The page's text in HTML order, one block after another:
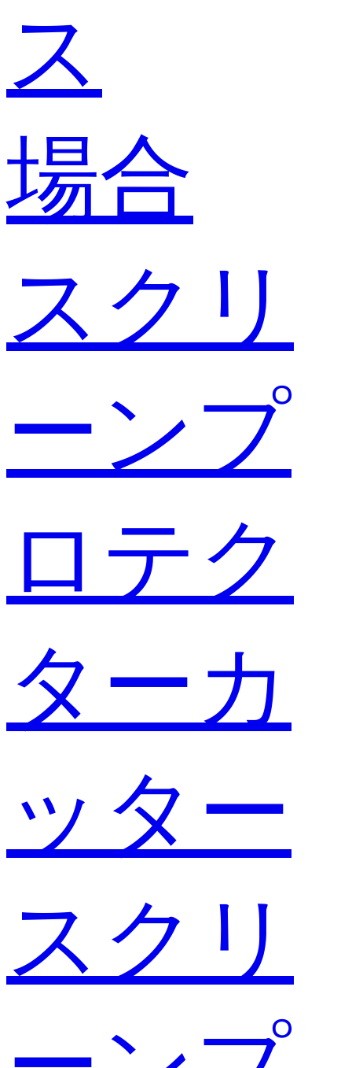
ス
場合
スクリ
ーンプ
ロテク
ターカ
ッター
スクリ